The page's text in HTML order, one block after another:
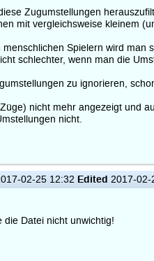
Zugumstellungen
mit vergleichsweise kleinem
Spielern wird man
schlechter, wenn man die
zu ignorieren,
nicht mehr angezeigt und
nicht.
02-25 12:32 Edited 2017-02-
Datei nicht unwichtig!